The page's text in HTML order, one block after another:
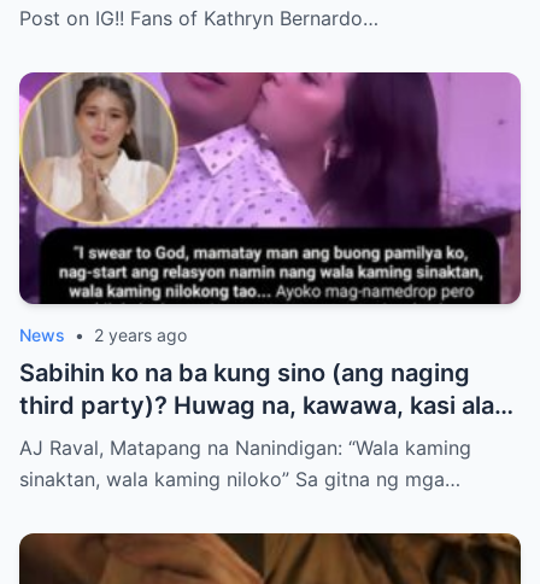
Post on IG!! Fans of Kathryn Bernardo…
News • 2 years ago
Sabihin ko na ba kung sino (ang naging
third party)? Huwag na, kawawa, kasi alam
ko may baby na rin ‘yung girl.”
AJ Raval, Matapang na Nanindigan: “Wala kaming
sinaktan, wala kaming niloko” Sa gitna ng mga…